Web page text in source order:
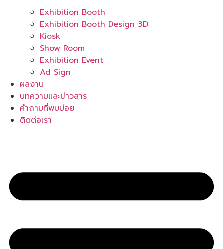
Exhibition Booth
Exhibition Booth Design 3D
Kiosk
Show Room
Exhibition Event
Ad Sign
ผลงาน
บทความและข่าวสาร
คำถามที่พบบ่อย
ติดต่อเรา